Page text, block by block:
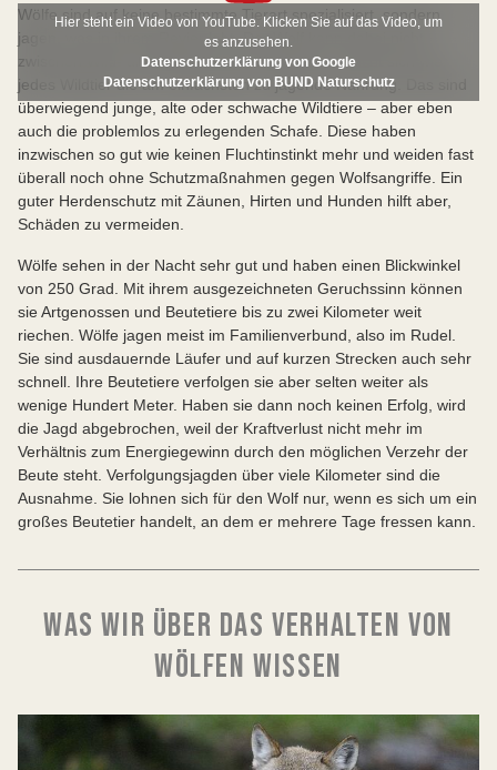
Hier steht ein Video von YouTube. Klicken Sie auf das Video, um
es anzusehen.
Datenschutzerklärung von Google
Datenschutzerklärung von BUND Naturschutz
Wölfe sind auf keine bestimmte Tierart spezialisiert, sondern
jagen, was in ihrem Revier lebt. Der Wolf kann dabei nicht
zwischen Wild- und Nutztier unterscheiden. Er sucht sich wie
jedes Wildtier die am einfachsten zu jagende Nahrung. Das sind
überwiegend junge, alte oder schwache Wildtiere – aber eben
auch die problemlos zu erlegenden Schafe. Diese haben
inzwischen so gut wie keinen Fluchtinstinkt mehr und weiden fast
überall noch ohne Schutzmaßnahmen gegen Wolfsangriffe. Ein
guter Herdenschutz mit Zäunen, Hirten und Hunden hilft aber,
Schäden zu vermeiden.
Wölfe sehen in der Nacht sehr gut und haben einen Blickwinkel
von 250 Grad. Mit ihrem ausgezeichneten Geruchssinn können
sie Artgenossen und Beutetiere bis zu zwei Kilometer weit
riechen. Wölfe jagen meist im Familienverbund, also im Rudel.
Sie sind ausdauernde Läufer und auf kurzen Strecken auch sehr
schnell. Ihre Beutetiere verfolgen sie aber selten weiter als
wenige Hundert Meter. Haben sie dann noch keinen Erfolg, wird
die Jagd abgebrochen, weil der Kraftverlust nicht mehr im
Verhältnis zum Energiegewinn durch den möglichen Verzehr der
Beute steht. Verfolgungsjagden über viele Kilometer sind die
Ausnahme. Sie lohnen sich für den Wolf nur, wenn es sich um ein
großes Beutetier handelt, an dem er mehrere Tage fressen kann.
WAS WIR ÜBER DAS VERHALTEN VON
WÖLFEN WISSEN